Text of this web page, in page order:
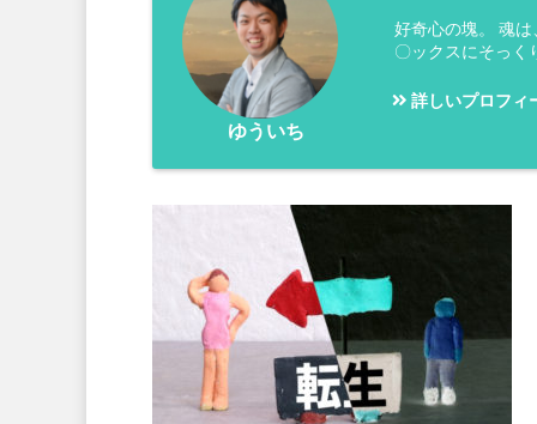
ゆういち
好奇心の塊。 魂
〇ックスにそっく
詳しいプロフィ